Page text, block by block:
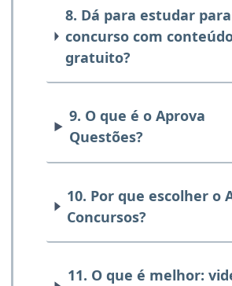
8. Dá para estudar para
concurso com
gratuito?
9. O que é o Aprova
Questões?
10. Por que escolher o
Concursos?
11. O que é melhor: